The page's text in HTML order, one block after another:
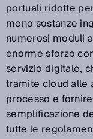
portuali ridotte
meno sostanze
numerosi moduli
enorme sforzo
servizio digitale,
tramite cloud alle
processo e
semplificazione
tutte le